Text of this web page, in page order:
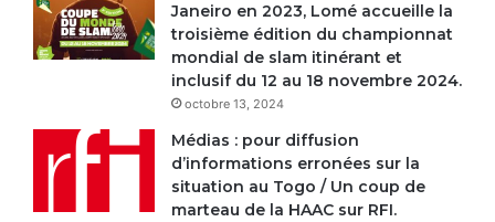
Janeiro en 2023, Lomé accueille la
troisième édition du championnat
mondial de slam itinérant et
inclusif du 12 au 18 novembre 2024.
octobre 13, 2024
Médias : pour diffusion
d’informations erronées sur la
situation au Togo / Un coup de
marteau de la HAAC sur RFI.